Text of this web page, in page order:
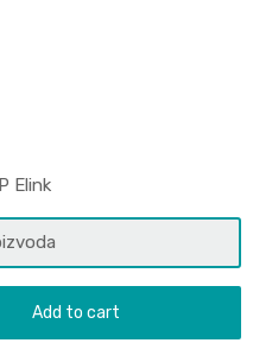
Elink
Add to cart